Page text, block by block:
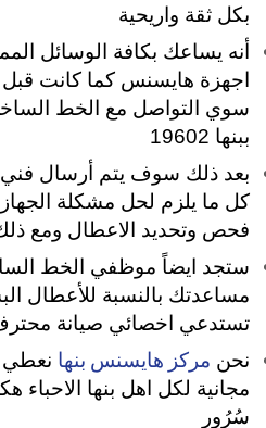
بكل ثقة واريحية
أنه يساعك بكافة الوسائل
اجهزة هايسنس كما كانت قبل
سوي التواصل مع الخط
ببنها 19602
بعد ذلك سوف يتم أرسال
كل ما يلزم لحل مشكلة
فحص وتحديد الاعطال ومع
ستجد ايضاً موظفي الخط
مساعدتك بالنسبة للأعطال
تستدعي اخصائي صيانة
نحن مركز هايسنس بنها نعطي
مجانية لكل اهل بنها الاحباء
سُرُور